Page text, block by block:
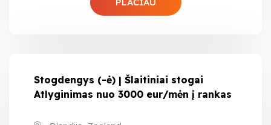
Stogdengys (-ė) | Šlaitiniai stogai
Atlyginimas nuo 3000 eur/mėn į rankas